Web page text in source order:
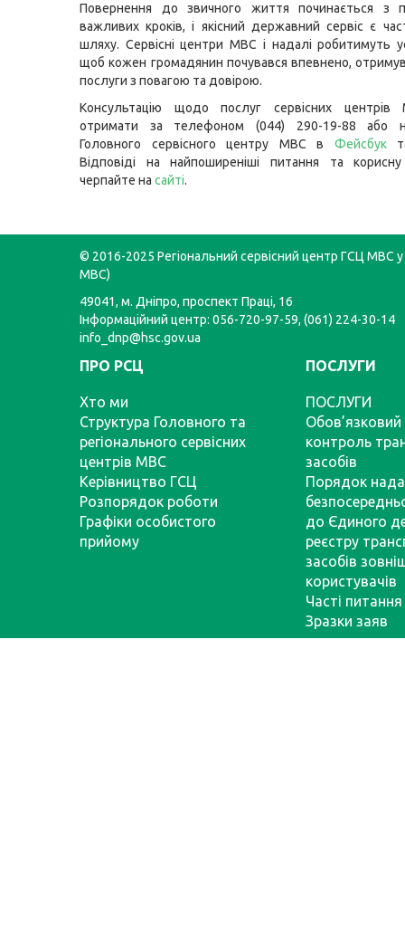
Повернення до звичного життя починається з
важливих кроків, і якісний державний сервіс є
шляху. Сервісні центри МВС і надалі робитимуть
щоб кожен громадянин почувався впевнено,
послуги з повагою та довірою.
Консультацію щодо послуг сервісних
отримати за телефоном (044) 290-19-88 або
Головного сервісного центру МВС в Фейсбук
Відповіді на найпоширеніші питання та
черпайте на сайті.
© 2016-2025 Регіональний сервісний центр ГСЦ МВС у
МВС)
49041, м. Дніпро, проспект Праці, 16
Інформаційний центр: 056-720-97-59, (061) 224-30-14
info_dnp@hsc.gov.ua
ПРО РСЦ
Хто ми
Структура Головного та
регіонального сервісних
центрів МВС
Керівництво ГСЦ
Розпорядок роботи
Графіки особистого
прийому
ПОСЛУГИ
ПОСЛУГИ
Обов’язковий
контроль
засобів
Порядок
до Єдиного
реєстру
засобів
користувачів
Часті питання
Зразки заяв